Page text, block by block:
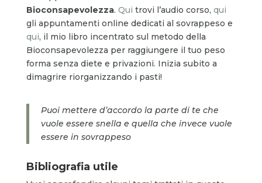
Bioconsapevolezza. Qui trovi l’audio corso, qui
gli appuntamenti online dedicati al sovrappeso e
qui, il mio libro incentrato sul metodo della
Bioconsapevolezza per raggiungere il tuo peso
forma senza diete e privazioni. Inizia subito a
dimagrire riorganizzando i pasti!
Puoi mettere d’accordo la parte di te che
vuole essere snella e quella che invece vuole
essere in sovrappeso
Bibliografia utile